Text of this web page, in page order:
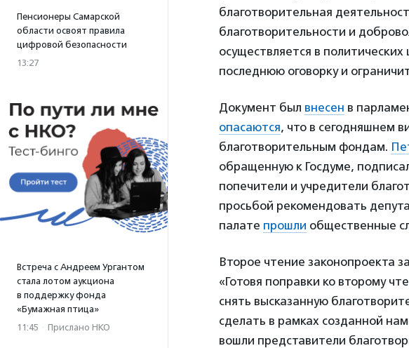
Пенсионеры Самарской
области освоят правила
цифровой безопасности
13:27
Встреча с Андреем Ургантом
стала лотом аукциона
в поддержку фонда
«Бумажная птица»
11:45 · Прислано НКО
благотворительная
благотворительности и
осуществляется в
последнюю оговорку и
Документ был внесен в
опасаются, что в сегодняшнем
благотворительным фондам.
обращенную к Госдуме,
попечители и учредители
просьбой рекомендовать
палате прошли общественные
Второе чтение законопроекта
«Готовя поправки ко второму
снять высказанную
сделать в рамках созданной
вошли представители